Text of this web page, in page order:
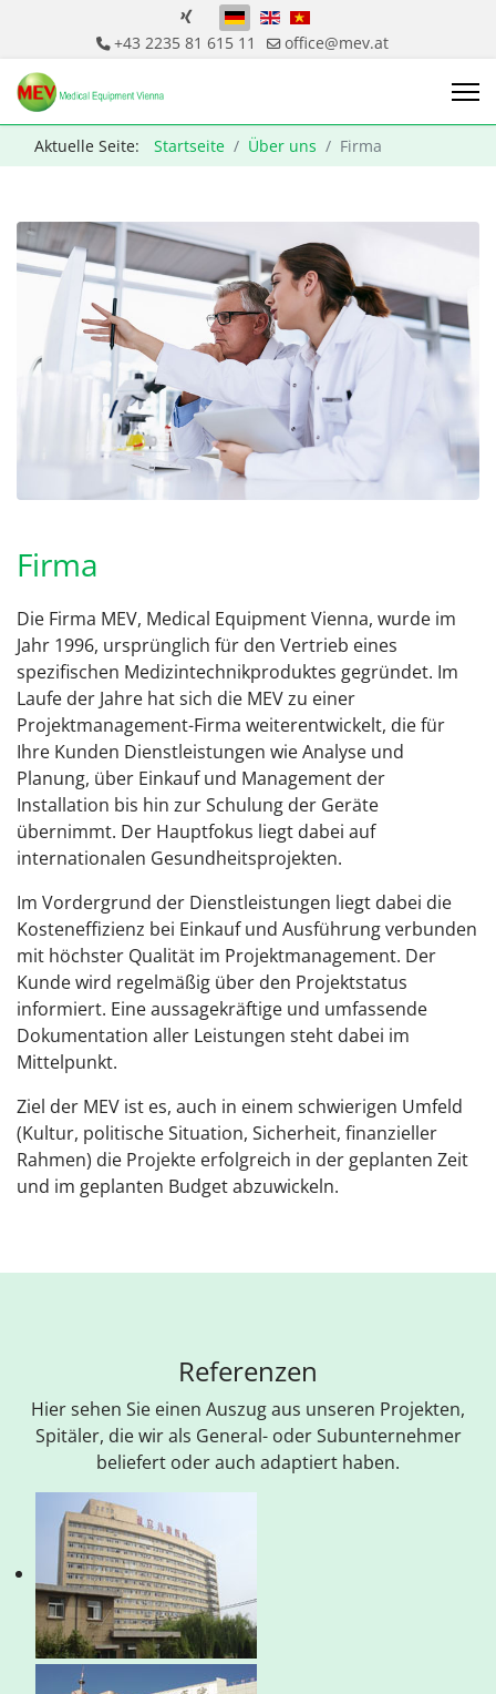
Sprache auswählen
+43 2235 81 615 11
office@mev.at
Aktuelle Seite: Startseite Über uns Firma
Firma
Die Firma MEV, Medical Equipment Vienna, wurde im
Jahr 1996, ursprünglich für den Vertrieb eines
spezifischen Medizintechnikproduktes gegründet. Im
Laufe der Jahre hat sich die MEV zu einer
Projektmanagement-Firma weiterentwickelt, die für
Ihre Kunden Dienstleistungen wie Analyse und
Planung, über Einkauf und Management der
Installation bis hin zur Schulung der Geräte
übernimmt. Der Hauptfokus liegt dabei auf
internationalen Gesundheitsprojekten.
Im Vordergrund der Dienstleistungen liegt dabei die
Kosteneffizienz bei Einkauf und Ausführung verbunden
mit höchster Qualität im Projektmanagement. Der
Kunde wird regelmäßig über den Projektstatus
informiert. Eine aussagekräftige und umfassende
Dokumentation aller Leistungen steht dabei im
Mittelpunkt.
Ziel der MEV ist es, auch in einem schwierigen Umfeld
(Kultur, politische Situation, Sicherheit, finanzieller
Rahmen) die Projekte erfolgreich in der geplanten Zeit
und im geplanten Budget abzuwickeln.
Referenzen
Hier sehen Sie einen Auszug aus unseren Projekten,
Spitäler, die wir als General- oder Subunternehmer
beliefert oder auch adaptiert haben.